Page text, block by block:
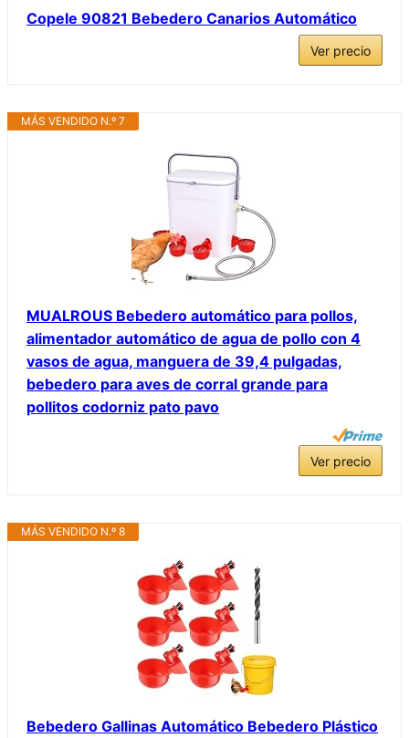
Copele 90821 Bebedero Canarios Automático
Ver precio
MÁS VENDIDO N.º 7
MUALROUS Bebedero automático para pollos,
alimentador automático de agua de pollo con 4
vasos de agua, manguera de 39,4 pulgadas,
bebedero para aves de corral grande para
pollitos codorniz pato pavo
Ver precio
MÁS VENDIDO N.º 8
Bebedero Gallinas Automático Bebedero Plástico